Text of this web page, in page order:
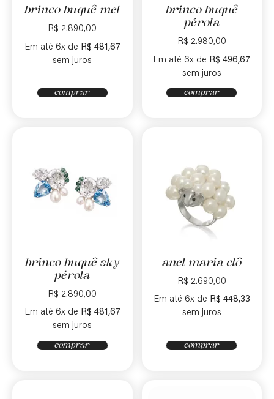
brinco buquê mel
R$ 2.890,00
Em até 6x de R$ 481,67
sem juros
comprar
brinco buquê
pérola
R$ 2.980,00
Em até 6x de R$ 496,67
sem juros
comprar
brinco buquê sky
pérola
R$ 2.890,00
Em até 6x de R$ 481,67
sem juros
comprar
anel maria clô
R$ 2.690,00
Em até 6x de R$ 448,33
sem juros
comprar